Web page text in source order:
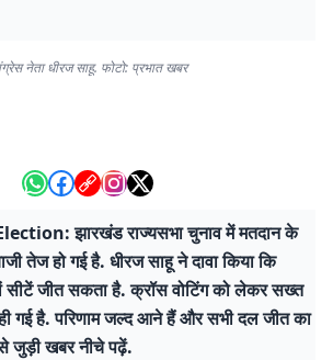
नेता धीरज साहू. फोटो: प्रभात खबर
झारखंड राज्यसभा चुनाव में मतदान के
तेज हो गई है. धीरज साहू ने दावा किया कि
सीटें जीत सकता है. क्रॉस वोटिंग को लेकर सख्त
गई है. परिणाम जल्द आने हैं और सभी दल जीत का
जुड़ी खबर नीचे पढ़ें.